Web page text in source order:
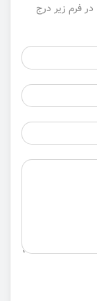
فرم زیر درج